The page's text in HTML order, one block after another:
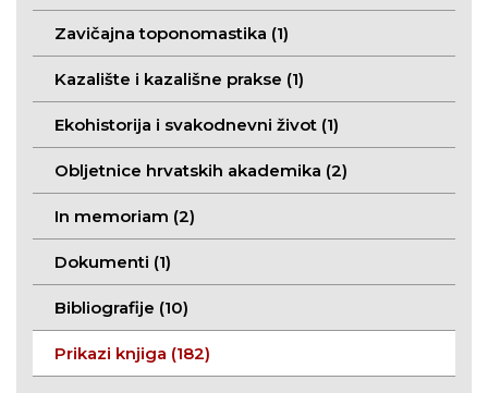
Zavičajna toponomastika (1)
Kazalište i kazališne prakse (1)
Ekohistorija i svakodnevni život (1)
Obljetnice hrvatskih akademika (2)
In memoriam (2)
Dokumenti (1)
Bibliografije (10)
Prikazi knjiga (182)